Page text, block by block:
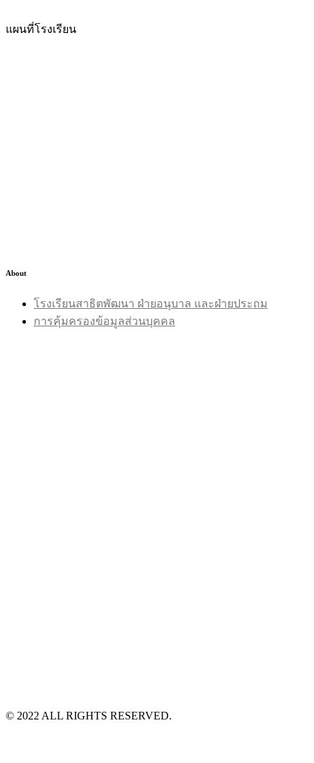
แผนที่โรงเรียน
About
โรงเรียนสาธิตพัฒนา ฝ่ายอนุบาล และฝ่ายประถม
การคุ้มครองข้อมูลส่วนบุคคล
©️ 2022 ALL RIGHTS RESERVED.